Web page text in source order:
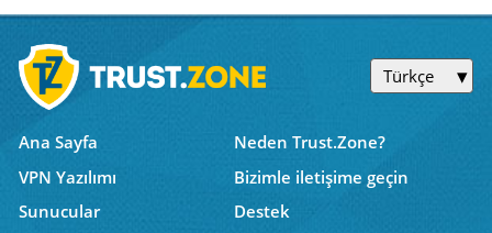
Türkçe
Ana Sayfa
Neden Trust.Zone?
VPN Yazılımı
Bizimle iletişime geçin
Sunucular
Destek